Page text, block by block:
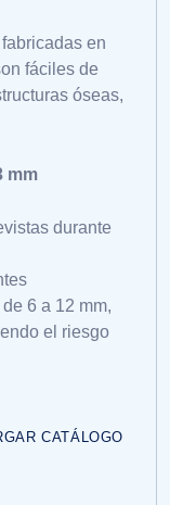
en
fáciles de
óseas,
mm
durante
6 a 12 mm,
el riesgo
CATÁLOGO